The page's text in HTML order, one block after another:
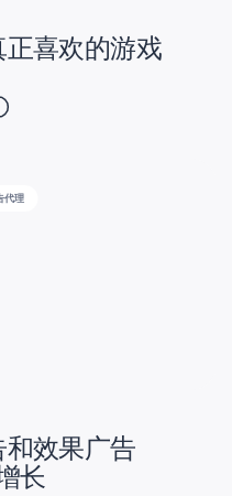
喜欢的游戏
代理
效果广告
长